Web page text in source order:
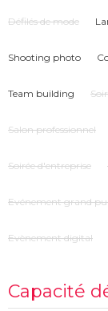
Il dispose d’un
bureaux pour des
Défilés de mode
Shooting photo
Team building
Salon professionnel
Soirée d'entreprise
Evénement grand
Evènement digital
Capacité